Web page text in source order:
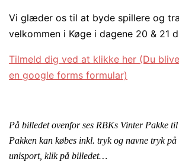
Vi glæder os til at byde spillere og
velkommen i Køge i dagene 20 & 21
Tilmeld dig ved at klikke her (Du
en google forms formular)
På billedet ovenfor ses RBKs Vinter Pakke
Pakken kan købes inkl. tryk og navne tryk
unisport, klik på billedet…